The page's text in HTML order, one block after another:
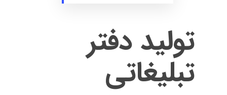
تولید دفتر
تبلیغاتی